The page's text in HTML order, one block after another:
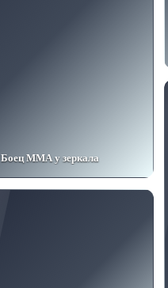
Боец ММА у зеркала